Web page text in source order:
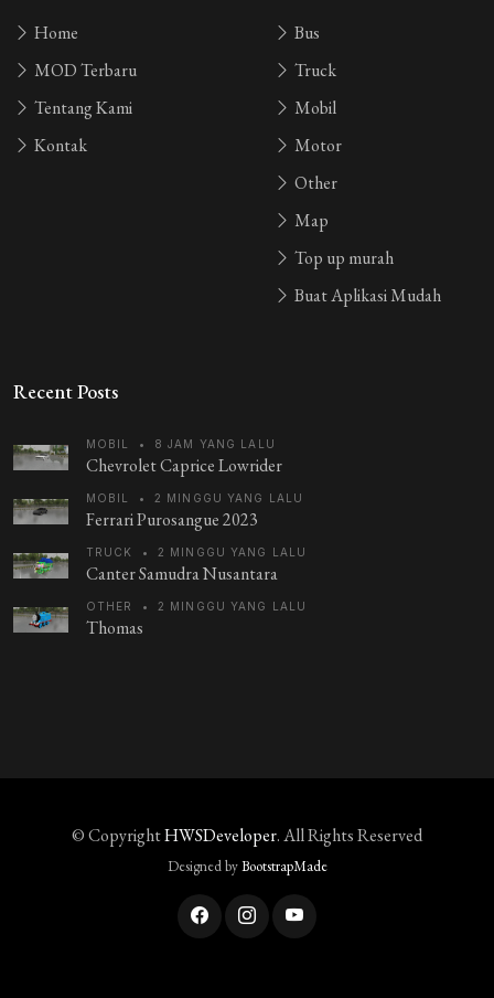
Home
MOD Terbaru
Tentang Kami
Kontak
Bus
Truck
Mobil
Motor
Other
Map
Top up murah
Buat Aplikasi Mudah
Recent Posts
MOBIL • 8 JAM YANG LALU
Chevrolet Caprice Lowrider
MOBIL • 2 MINGGU YANG LALU
Ferrari Purosangue 2023
TRUCK • 2 MINGGU YANG LALU
Canter Samudra Nusantara
OTHER • 2 MINGGU YANG LALU
Thomas
© CopyrightHWSDeveloper. All Rights Reserved
Designed byBootstrapMade